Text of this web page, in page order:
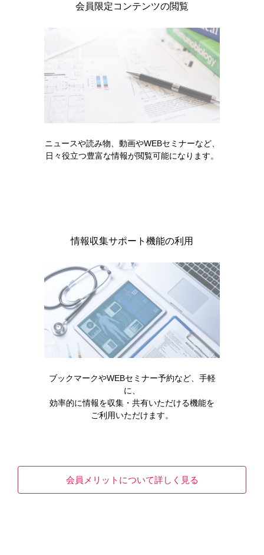
製品名・キーワードから探す
コード一覧
製品情報・安全性情報
メディカルアフェアーズ情報
医療関連情報
会員限定コンテンツの閲覧
ニュースや読み物、動画やWEBセミナーなど、
日々役立つ豊富な情報が閲覧可能になります。
情報収集サポート機能の利用
ブックマークやWEBセミナー予約など、手軽
に、
効率的に情報を収集・共有いただける機能を
ご利用いただけます。
会員メリットについて詳しく見る